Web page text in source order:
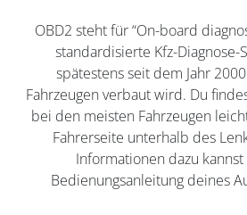
OBD2 steht für “On-board
standardisierte Kfz-Diagnose-
spätestens seit dem Jahr
Fahrzeugen verbaut wird. Du
bei den meisten Fahrzeugen
Fahrerseite unterhalb des
Informationen dazu
Bedienungsanleitung deines